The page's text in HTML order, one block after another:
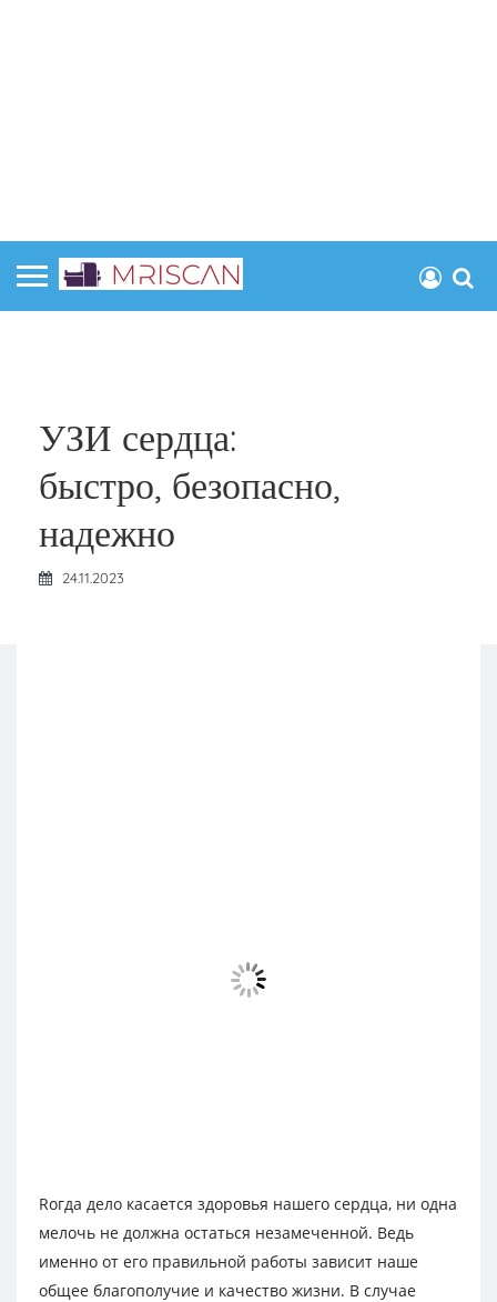
УЗИ сердца:
быстро, безопасно,
надежно
24.11.2023
Rогда дело касается здоровья нашего сердца, ни одна
мелочь не должна остаться незамеченной. Ведь
именно от его правильной работы зависит наше
общее благополучие и качество жизни. В случае